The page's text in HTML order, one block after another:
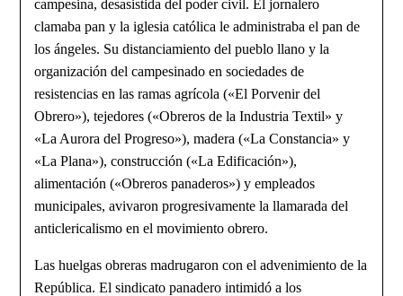
campesina, desasistida del poder civil. El jornalero
clamaba pan y la iglesia católica le administraba el pan de
los ángeles. Su distanciamiento del pueblo llano y la
organización del campesinado en sociedades de
resistencias en las ramas agrícola («El Porvenir del
Obrero»), tejedores («Obreros de la Industria Textil» y
«La Aurora del Progreso»), madera («La Constancia» y
«La Plana»), construcción («La Edificación»),
alimentación («Obreros panaderos») y empleados
municipales, avivaron progresivamente la llamarada del
anticlericalismo en el movimiento obrero.
Las huelgas obreras madrugaron con el advenimiento de la
República. El sindicato panadero intimidó a los